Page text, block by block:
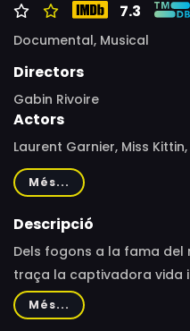
7.3
Documental, Musical
Directors
Gabin Rivoire
Actors
Laurent Garnier, Miss
Derrick May, Dave Haslam,
Més...
Descripció
Dels fogons a la fama del
traça la captivadora vida
Laurent Garnier, i explora
l'auge de la música techno
Més...